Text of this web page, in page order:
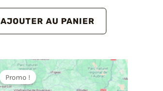
était : est :
AJOUTER AU PANIER
Promo !